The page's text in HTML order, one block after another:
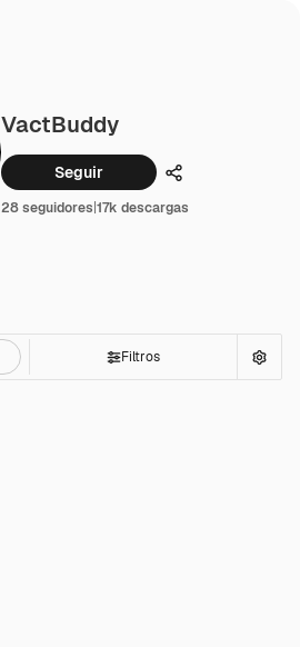
VactBuddy
Seguir Compartir
28 seguidores|17k descargas
Filtros